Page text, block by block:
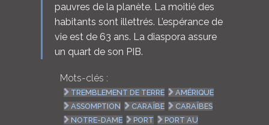
pauvres de la planète. La moitié des
habitants sont illettrés. L’espérance de
vie est de 63 ans. La diaspora assure
un quart de son PIB.
Mots-clés :
TREMBLEMENT DE TERRE
AMÉRIQUE
ASSOMPTION
CARAÏBE
CARAÏBES
NOTRE-DAME
PORT
PORT AU